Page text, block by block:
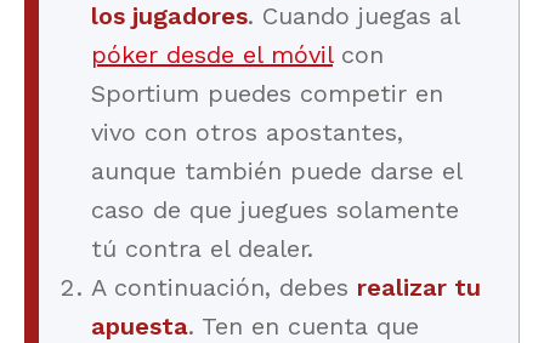
los jugadores. Cuando juegas al
póker desde el móvilcon
Sportium puedes competir en
vivo con otros apostantes,
aunque también puede darse el
caso de que juegues solamente
tú contra el dealer.
A continuación, debes realizar tu
apuesta. Ten en cuenta que